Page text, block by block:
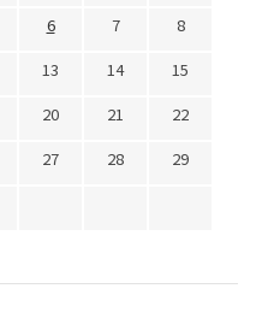
6 7
8
13 14
15
20 21
22
27 28
29